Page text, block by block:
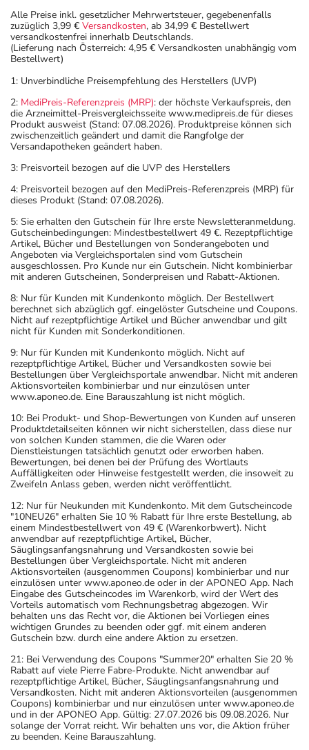
Alle Preise inkl. gesetzlicher Mehrwertsteuer, gegebenenfalls
zuzüglich 3,99 € Versandkosten, ab 34,99 € Bestellwert
versandkostenfrei innerhalb Deutschlands.
(Lieferung nach Österreich: 4,95 € Versandkosten unabhängig vom
Bestellwert)
1: Unverbindliche Preisempfehlung des Herstellers (UVP)
2: MediPreis-Referenzpreis (MRP): der höchste Verkaufspreis, den
die Arzneimittel-Preisvergleichsseite www.medipreis.de für dieses
Produkt ausweist (Stand: 07.08.2026). Produktpreise können sich
zwischenzeitlich geändert und damit die Rangfolge der
Versandapotheken geändert haben.
3: Preisvorteil bezogen auf die UVP des Herstellers
4: Preisvorteil bezogen auf den MediPreis-Referenzpreis (MRP) für
dieses Produkt (Stand: 07.08.2026).
5: Sie erhalten den Gutschein für Ihre erste Newsletteranmeldung.
Gutscheinbedingungen: Mindestbestellwert 49 €. Rezeptpflichtige
Artikel, Bücher und Bestellungen von Sonderangeboten und
Angeboten via Vergleichsportalen sind vom Gutschein
ausgeschlossen. Pro Kunde nur ein Gutschein. Nicht kombinierbar
mit anderen Gutscheinen, Sonderpreisen und Rabatt-Aktionen.
8: Nur für Kunden mit Kundenkonto möglich. Der Bestellwert
berechnet sich abzüglich ggf. eingelöster Gutscheine und Coupons.
Nicht auf rezeptpflichtige Artikel und Bücher anwendbar und gilt
nicht für Kunden mit Sonderkonditionen.
9: Nur für Kunden mit Kundenkonto möglich. Nicht auf
rezeptpflichtige Artikel, Bücher und Versandkosten sowie bei
Bestellungen über Vergleichsportale anwendbar. Nicht mit anderen
Aktionsvorteilen kombinierbar und nur einzulösen unter
www.aponeo.de. Eine Barauszahlung ist nicht möglich.
10: Bei Produkt- und Shop-Bewertungen von Kunden auf unseren
Produktdetailseiten können wir nicht sicherstellen, dass diese nur
von solchen Kunden stammen, die die Waren oder
Dienstleistungen tatsächlich genutzt oder erworben haben.
Bewertungen, bei denen bei der Prüfung des Wortlauts
Auffälligkeiten oder Hinweise festgestellt werden, die insoweit zu
Zweifeln Anlass geben, werden nicht veröffentlicht.
12: Nur für Neukunden mit Kundenkonto. Mit dem Gutscheincode
"10NEU26" erhalten Sie 10 % Rabatt für Ihre erste Bestellung, ab
einem Mindestbestellwert von 49 € (Warenkorbwert). Nicht
anwendbar auf rezeptpflichtige Artikel, Bücher,
Säuglingsanfangsnahrung und Versandkosten sowie bei
Bestellungen über Vergleichsportale. Nicht mit anderen
Aktionsvorteilen (ausgenommen Coupons) kombinierbar und nur
einzulösen unter www.aponeo.de oder in der APONEO App. Nach
Eingabe des Gutscheincodes im Warenkorb, wird der Wert des
Vorteils automatisch vom Rechnungsbetrag abgezogen. Wir
behalten uns das Recht vor, die Aktionen bei Vorliegen eines
wichtigen Grundes zu beenden oder ggf. mit einem anderen
Gutschein bzw. durch eine andere Aktion zu ersetzen.
21: Bei Verwendung des Coupons "Summer20" erhalten Sie 20 %
Rabatt auf viele Pierre Fabre-Produkte. Nicht anwendbar auf
rezeptpflichtige Artikel, Bücher, Säuglingsanfangsnahrung und
Versandkosten. Nicht mit anderen Aktionsvorteilen (ausgenommen
Coupons) kombinierbar und nur einzulösen unter www.aponeo.de
und in der APONEO App. Gültig: 27.07.2026 bis 09.08.2026. Nur
solange der Vorrat reicht. Wir behalten uns vor, die Aktion früher
zu beenden. Keine Barauszahlung.